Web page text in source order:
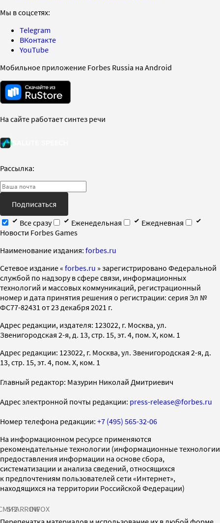
Мы в соцсетях:
Telegram
ВКонтакте
YouTube
Мобильное приложение Forbes Russia на Android
На сайте работает синтез речи
Рассылка:
Подписаться
Все сразу
Еженедельная
Ежедневная
Новости Forbes Games
Наименование издания: forbes.ru
Cетевое издание « forbes.ru » зарегистрировано Федеральной
службой по надзору в сфере связи, информационных
технологий и массовых коммуникаций, регистрационный
номер и дата принятия решения о регистрации: серия Эл №
ФС77-82431 от 23 декабря 2021 г.
Адрес редакции, издателя: 123022, г. Москва, ул.
Звенигородская 2-я, д. 13, стр. 15, эт. 4, пом. X, ком. 1
Адрес редакции: 123022, г. Москва, ул. Звенигородская 2-я, д.
13, стр. 15, эт. 4, пом. X, ком. 1
Главный редактор: Мазурин Николай Дмитриевич
Адрес электронной почты редакции: press-release@forbes.ru
Номер телефона редакции: +7 (495) 565-32-06
На информационном ресурсе применяются
рекомендательные технологии (информационные технологии
предоставления информации на основе сбора,
систематизации и анализа сведений, относящихся
к предпочтениям пользователей сети «Интернет»,
находящихся на территории Российской Федерации)
SPARROWINFOX